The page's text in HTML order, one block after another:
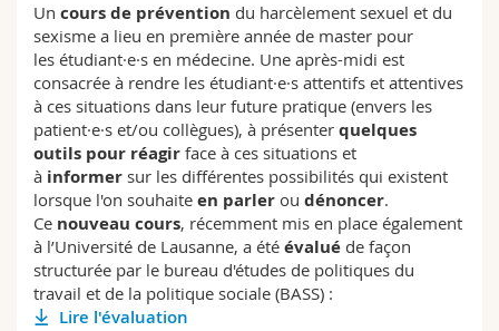
Un cours de prévention du harcèlement sexuel et du
sexisme a lieu en première année de master pour
les étudiant·e·s en médecine. Une après-midi est
consacrée à rendre les étudiant·e·s attentifs et attentives
à ces situations dans leur future pratique (envers les
patient·e·s et/ou collègues), à présenter quelques
outils pour réagir face à ces situations et
à informer sur les différentes possibilités qui existent
lorsque l'on souhaite en parler ou dénoncer.
Ce nouveau cours, récemment mis en place également
à l’Université de Lausanne, a été évalué de façon
structurée par le bureau d'études de politiques du
travail et de la politique sociale (BASS) :
Lire l'évaluation